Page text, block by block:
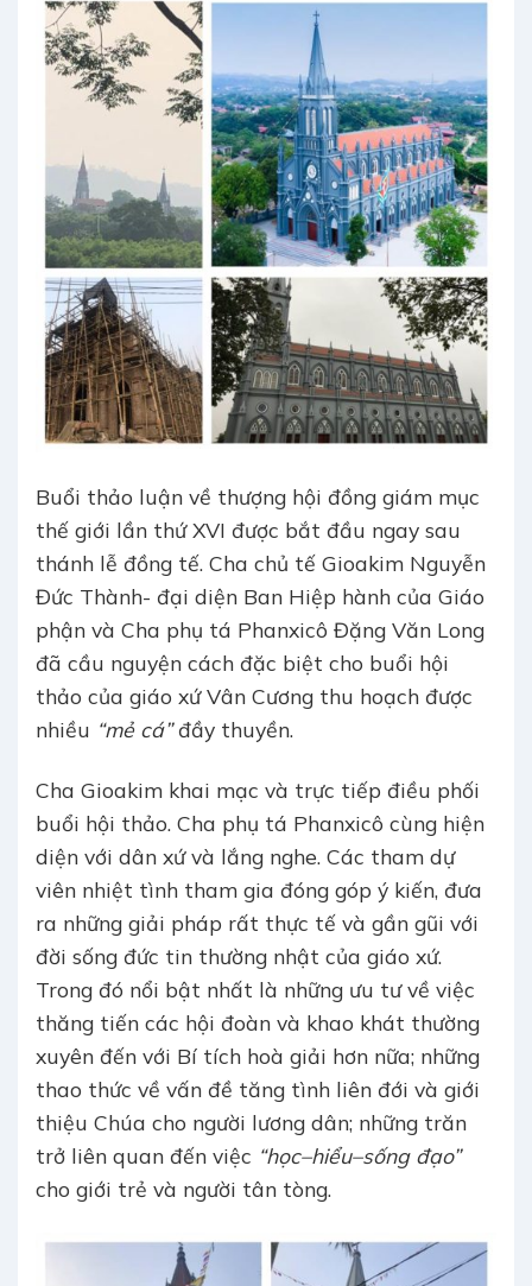
Buổi thảo luận về thượng hội đồng giám mục
thế giới lần thứ XVI được bắt đầu ngay sau
thánh lễ đồng tế. Cha chủ tế Gioakim Nguyễn
Đức Thành- đại diện Ban Hiệp hành của Giáo
phận và Cha phụ tá Phanxicô Đặng Văn Long
đã cầu nguyện cách đặc biệt cho buổi hội
thảo của giáo xứ Vân Cương thu hoạch được
nhiều “mẻ cá”đầy thuyền.
Cha Gioakim khai mạc và trực tiếp điều phối
buổi hội thảo. Cha phụ tá Phanxicô cùng hiện
diện với dân xứ và lắng nghe. Các tham dự
viên nhiệt tình tham gia đóng góp ý kiến, đưa
ra những giải pháp rất thực tế và gần gũi với
đời sống đức tin thường nhật của giáo xứ.
Trong đó nổi bật nhất là những ưu tư về việc
thăng tiến các hội đoàn và khao khát thường
xuyên đến với Bí tích hoà giải hơn nữa; những
thao thức về vấn đề tăng tình liên đới và giới
thiệu Chúa cho người lương dân; những trăn
trở liên quan đến việc “học–hiểu–sống đạo”
cho giới trẻ và người tân tòng.